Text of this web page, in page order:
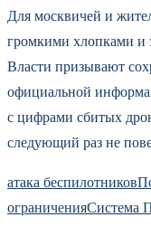
Для москвичей и
громкими хлопками и
Власти призывают
официальной
с цифрами сбитых
следующий раз не
атака беспилотников
ограниченияСистема